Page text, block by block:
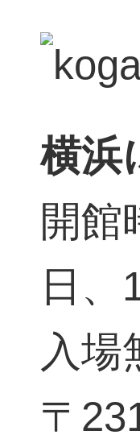
横浜
開館
日、
入場
〒